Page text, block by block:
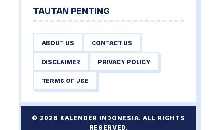
TAUTAN PENTING
ABOUT US CONTACT US
DISCLAIMER PRIVACY POLICY
TERMS OF USE
© 2026 KALENDER INDONESIA. ALL RIGHTS
RESERVED.